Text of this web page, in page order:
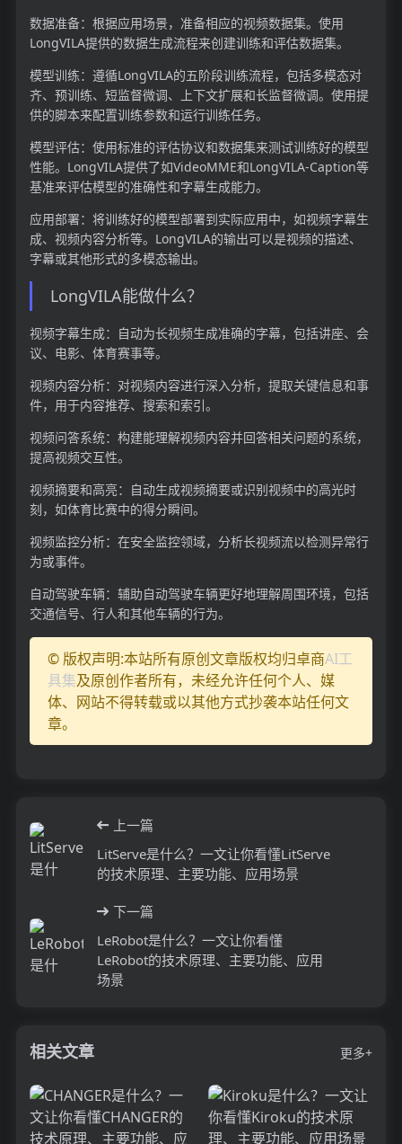
数据准备：根据应用场景，准备相应的视频数据集。使用
LongVILA提供的数据生成流程来创建训练和评估数据集。
模型训练：遵循LongVILA的五阶段训练流程，包括多模态对
齐、预训练、短监督微调、上下文扩展和长监督微调。使用提
供的脚本来配置训练参数和运行训练任务。
模型评估：使用标准的评估协议和数据集来测试训练好的模型
性能。LongVILA提供了如VideoMME和LongVILA-Caption等
基准来评估模型的准确性和字幕生成能力。
应用部署：将训练好的模型部署到实际应用中，如视频字幕生
成、视频内容分析等。LongVILA的输出可以是视频的描述、
字幕或其他形式的多模态输出。
LongVILA能做什么？
视频字幕生成：自动为长视频生成准确的字幕，包括讲座、会
议、电影、体育赛事等。
视频内容分析：对视频内容进行深入分析，提取关键信息和事
件，用于内容推荐、搜索和索引。
视频问答系统：构建能理解视频内容并回答相关问题的系统，
提高视频交互性。
视频摘要和高亮：自动生成视频摘要或识别视频中的高光时
刻，如体育比赛中的得分瞬间。
视频监控分析：在安全监控领域，分析长视频流以检测异常行
为或事件。
自动驾驶车辆：辅助自动驾驶车辆更好地理解周围环境，包括
交通信号、行人和其他车辆的行为。
© 版权声明:本站所有原创文章版权均归卓商AI工
具集及原创作者所有，未经允许任何个人、媒
体、网站不得转载或以其他方式抄袭本站任何文
章。
上一篇
LitServe是什么？一文让你看懂LitServe
的技术原理、主要功能、应用场景
下一篇
LeRobot是什么？一文让你看懂
LeRobot的技术原理、主要功能、应用
场景
相关文章 更多+